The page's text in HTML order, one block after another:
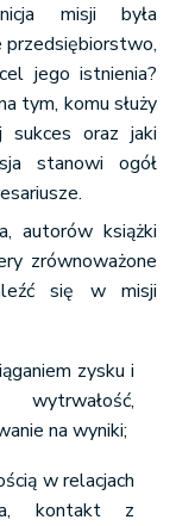
misji była
przedsiębiorstwo,
jego istnienia?
tym, komu służy
sukces oraz jaki
stanowi ogół
autorów książki
zrównoważone
się w misji
zysku i
na wyniki;
w relacjach
kontakt z